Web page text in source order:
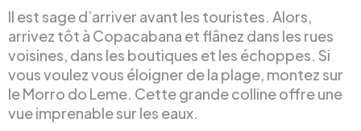
Il est sage d’arriver avant les touristes. Alors,
arrivez tôt à Copacabana et flânez dans les rues
voisines, dans les boutiques et les échoppes. Si
vous voulez vous éloigner de la plage, montez sur
le Morro do Leme. Cette grande colline offre une
vue imprenable sur les eaux.